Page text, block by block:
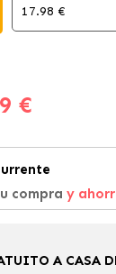
17.98 €
€
compra y
A CASA